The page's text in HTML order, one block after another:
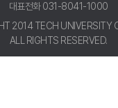
대표전화 031-8041-1000
2014 TECH UNIVERSITY
ALL RIGHTS RESERVED.